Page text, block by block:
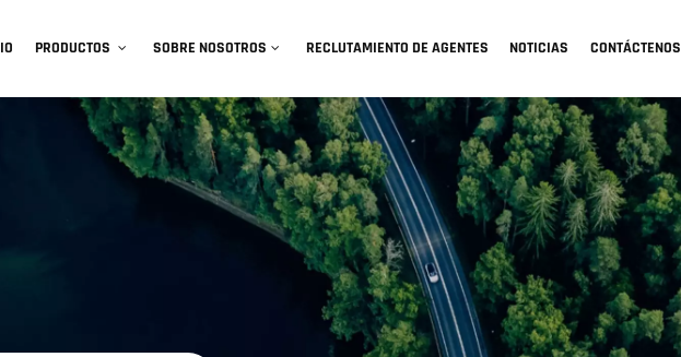
PRODUCTOS SOBRE NOSOTROS RECLUTAMIENTO DE AGENTES NOTICIAS CONTÁCTENOS